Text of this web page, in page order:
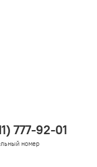
777-92-01
номер